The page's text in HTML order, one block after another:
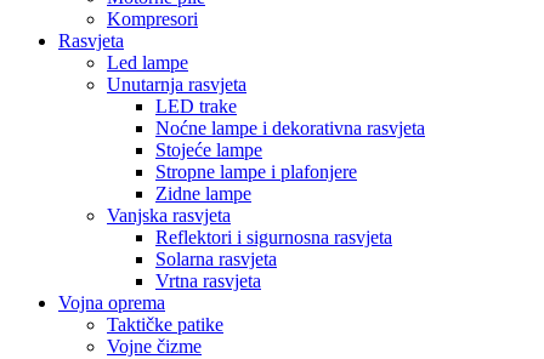
Kompresori
Rasvjeta
Led lampe
Unutarnja rasvjeta
LED trake
Noćne lampe i dekorativna rasvjeta
Stojeće lampe
Stropne lampe i plafonjere
Zidne lampe
Vanjska rasvjeta
Reflektori i sigurnosna rasvjeta
Solarna rasvjeta
Vrtna rasvjeta
Vojna oprema
Taktičke patike
Vojne čizme